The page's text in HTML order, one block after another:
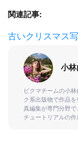
関連記事:
古いクリスマス
小林
ピクマチームの小
ク系出版物で作品
真編集が専門分野
チュートリアルの作